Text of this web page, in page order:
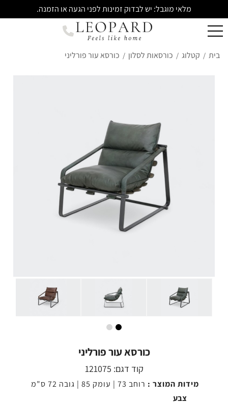
מלאי מוגבל: יש לבדוק זמינות לפני הגעה או הזמנה.
בית / קטלוג / כורסאות לסלון / כורסא עור פורליני
כורסא עור פורליני
קוד דגם: 121075
מידות המוצר : רוחב 73 | עומק 85 | גובה 72 ס"מ
צבע